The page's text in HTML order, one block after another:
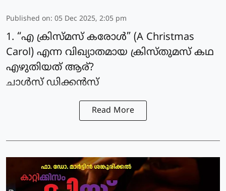
Published on: 05 Dec 2025, 2:05 pm
1. “എ ക്രിസ്മസ് കരോൾ” (A Christmas
Carol) എന്ന വിഖ്യാതമായ ക്രിസ്തുമസ് കഥ
എഴുതിയത് ആര്?
ചാൾസ് ഡിക്കൻസ്
Read More